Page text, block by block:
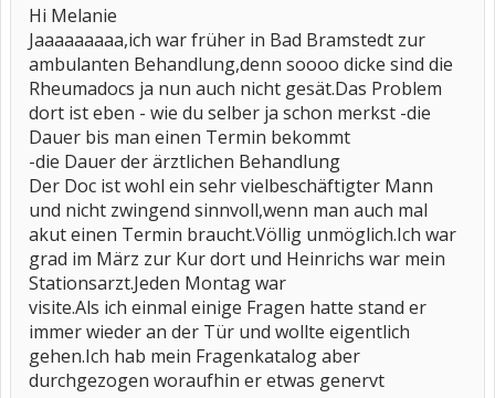
Hi Melanie
Jaaaaaaaaa,ich war früher in Bad Bramstedt zur
ambulanten Behandlung,denn soooo dicke sind die
Rheumadocs ja nun auch nicht gesät.Das Problem
dort ist eben - wie du selber ja schon merkst -die
Dauer bis man einen Termin bekommt
-die Dauer der ärztlichen Behandlung
Der Doc ist wohl ein sehr vielbeschäftigter Mann
und nicht zwingend sinnvoll,wenn man auch mal
akut einen Termin braucht.Völlig unmöglich.Ich war
grad im März zur Kur dort und Heinrichs war mein
Stationsarzt.Jeden Montag war
visite.Als ich einmal einige Fragen hatte stand er
immer wieder an der Tür und wollte eigentlich
gehen.Ich hab mein Fragenkatalog aber
durchgezogen woraufhin er etwas genervt